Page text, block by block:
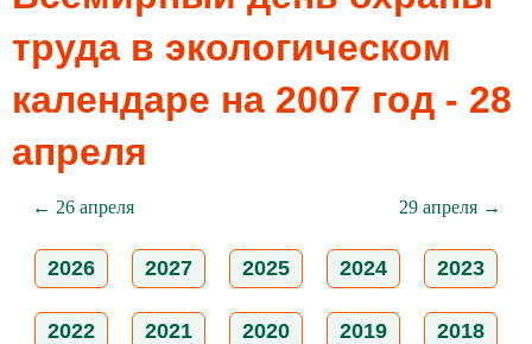
труда в экологическом
календаре на 2007 год - 28
апреля
← 26 апреля 29 апреля →
2026 2027 2025 2024 2023
2022 2021 2020 2019 2018